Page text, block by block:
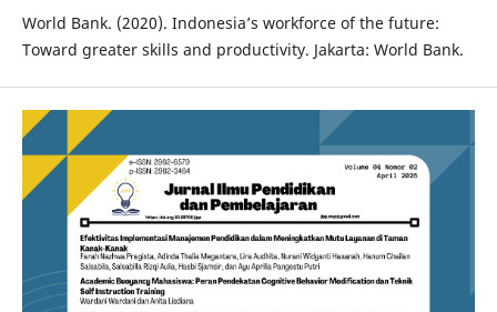
World Bank. (2020). Indonesia’s workforce of the future:
Toward greater skills and productivity. Jakarta: World Bank.